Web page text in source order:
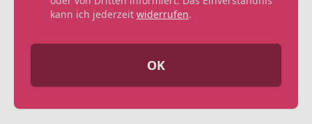
kann ich jederzeit widerrufen.
OK